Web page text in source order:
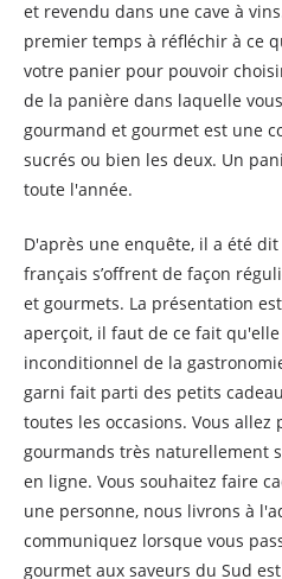
et revendu dans une cave à
premier temps à réfléchir à ce
votre panier pour pouvoir
de la panière dans laquelle
gourmand et gourmet est une
sucrés ou bien les deux. Un
toute l'année.
D'après une enquête, il a été
français s’offrent de façon
et gourmets. La présentation
aperçoit, il faut de ce fait
inconditionnel de la
garni fait parti des petits
toutes les occasions. Vous
gourmands très naturellement
en ligne. Vous souhaitez faire
une personne, nous livrons à
communiquez lorsque vous
gourmet aux saveurs du Sud